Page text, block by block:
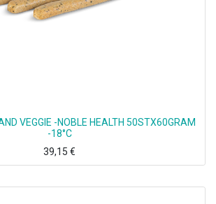
VEGGIE -NOBLE HEALTH 50STX60GRAM
-18°C
39,15 €